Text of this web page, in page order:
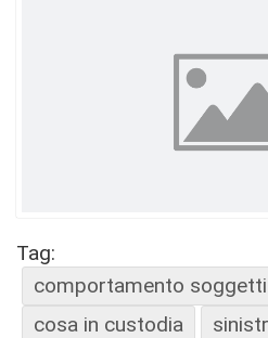
Tag:
comportamento
cosa in custodia